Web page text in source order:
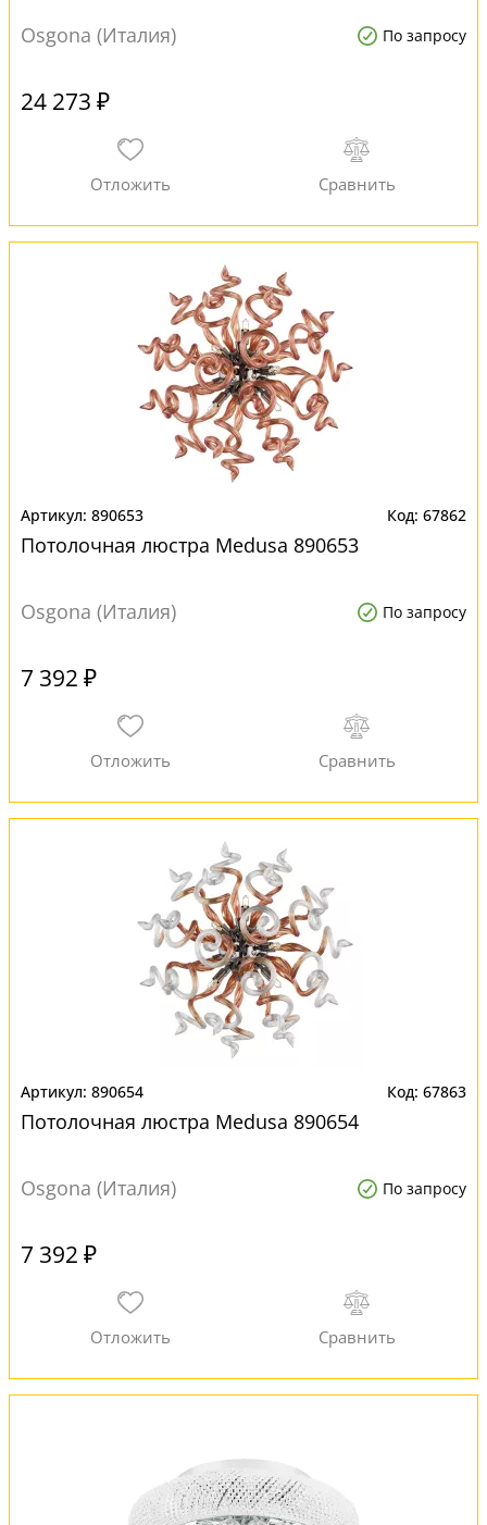
Osgona (Италия) По запросу
24 273 ₽
890653 67862
Потолочная люстра Medusa 890653
Osgona (Италия) По запросу
7 392 ₽
890654 67863
Потолочная люстра Medusa 890654
Osgona (Италия) По запросу
7 392 ₽